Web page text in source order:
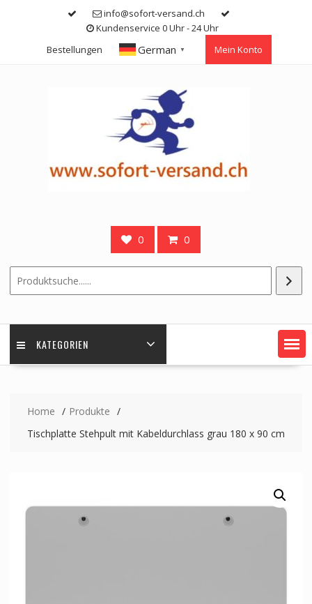
info@sofort-versand.ch
Kundenservice 0 Uhr - 24 Uhr
Bestellungen
German ▼ Mein Konto
0 0
KATEGORIEN
Home
Produkte
Tischplatte Stehpult mit Kabeldurchlass grau 180 x 90 cm